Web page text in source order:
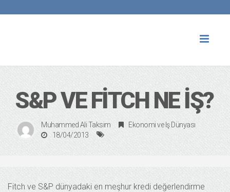
S&P VE FITCH NE IŞ?
Muhammed Ali Taksim
Ekonomi ve Iş Dünyası
18/04/2013
Fitch ve S&P dünyadaki en meşhur kredi değerlendirme